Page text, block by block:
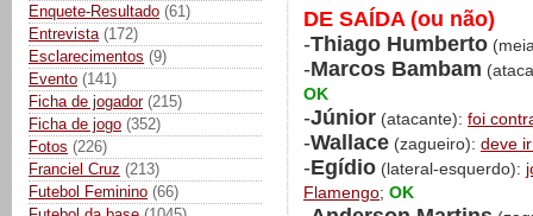
Enquete-Resultado (61)
Entrevista (172)
Esclarecimentos (9)
Evento (141)
Ficha de jogador (215)
Ficha de jogo (352)
Fotos (226)
Franciel Cruz (213)
Futebol Feminino (66)
DE SAÍDA (ou não)
-Thiago Humberto
-Marcos Bambam
OK
-Júnior (atacante): foi
-Wallace (zagueiro): deve
-Egídio (lateral-esquerdo):
Flamengo; OK